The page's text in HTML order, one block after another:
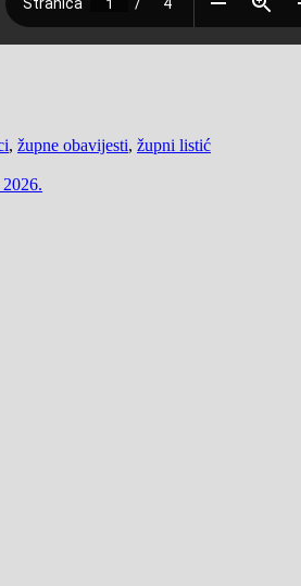
, župne obavijesti, župni listić